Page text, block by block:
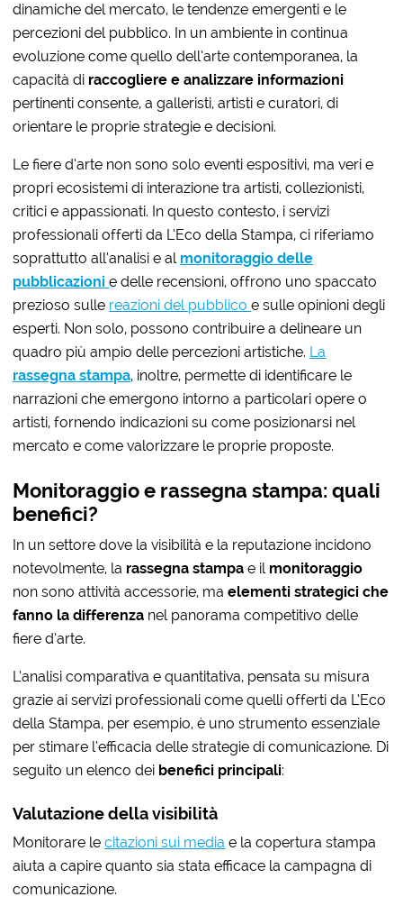
dinamiche del mercato, le tendenze emergenti e le
percezioni del pubblico. In un ambiente in continua
evoluzione come quello dell’arte contemporanea, la
capacità di raccogliere e analizzare informazioni
pertinenti consente, a galleristi, artisti e curatori, di
orientare le proprie strategie e decisioni.
Le fiere d’arte non sono solo eventi espositivi, ma veri e
propri ecosistemi di interazione tra artisti, collezionisti,
critici e appassionati. In questo contesto, iservizi
professionali offerti da L’Eco della Stampa, ci riferiamo
soprattutto all’analisi e al monitoraggio delle
pubblicazionie delle recensioni, offrono uno spaccato
prezioso sulle reazioni del pubblicoe sulle opinioni degli
esperti. Non solo, possono contribuire a delineare un
quadro più ampio delle percezioni artistiche. La
rassegna stampa, inoltre, permette di identificare le
narrazioni che emergono intorno a particolari opere o
artisti, fornendo indicazioni su come posizionarsi nel
mercato e come valorizzare le proprie proposte.
Monitoraggio e rassegna stampa: quali
benefici?
In un settore dove la visibilità e la reputazione incidono
notevolmente, la rassegna stampa e il monitoraggio
non sono attività accessorie, maelementi strategici che
fanno la differenza nel panorama competitivo delle
fiere d’arte.
L’analisi comparativa e quantitativa, pensata su misura
grazie ai servizi professionali come quelli offerti da L’Eco
della Stampa, per esempio, è uno strumento essenziale
per stimare l’efficacia delle strategie di comunicazione. Di
seguito un elenco dei benefici principali:
Valutazione della visibilità
Monitorare lecitazioni sui media e la copertura stampa
aiuta a capire quanto sia stata efficace la campagna di
comunicazione.